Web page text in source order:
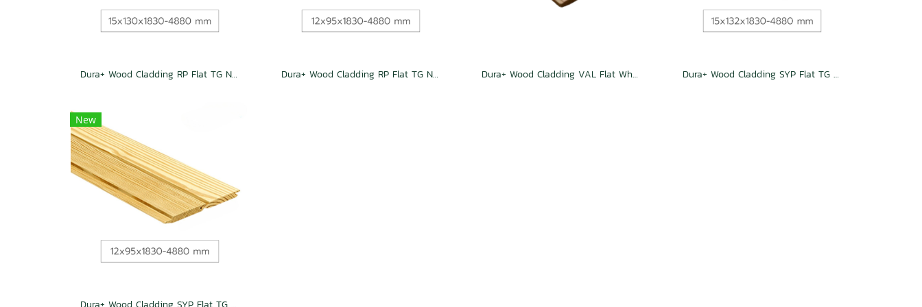
Dura+ Wood Cladding RP Flat TG Natural Dura+ Wood Cladding RP Flat TG Natural Dura+ Wood Cladding VAL Flat Wheather Groove Dura+ Wood Cladding SYP Flat TG Natural
New